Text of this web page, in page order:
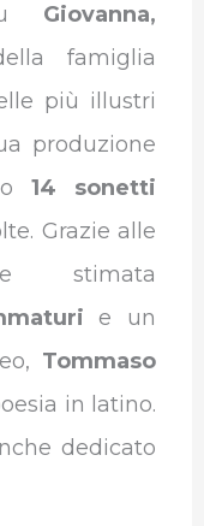
Giovanna,
famiglia
più illustri
produzione
14 sonetti
Grazie alle
stimata
e un
Tommaso
in latino.
dedicato